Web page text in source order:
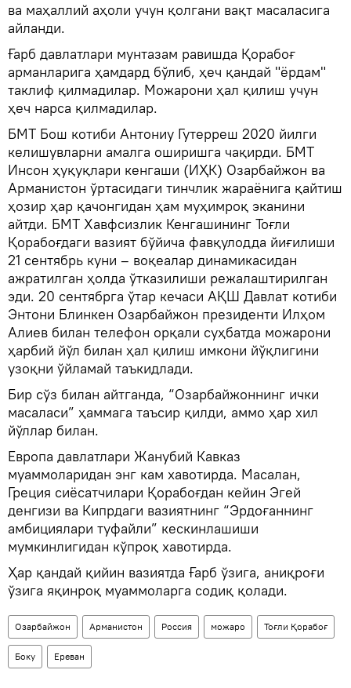
ва маҳаллий аҳоли учун қолгани вақт масаласига
айланди.
Ғарб давлатлари мунтазам равишда Қорабоғ
арманларига ҳамдард бўлиб, ҳеч қандай "ёрдам"
таклиф қилмадилар. Можарони ҳал қилиш учун
ҳеч нарса қилмадилар.
БМТ Бош котиби Антониу Гутерреш 2020 йилги
келишувларни амалга оширишга чақирди. БМТ
Инсон ҳуқуқлари кенгаши (ИҲК) Озарбайжон ва
Арманистон ўртасидаги тинчлик жараёнига қайтиш
ҳозир ҳар қачонгидан ҳам муҳимроқ эканини
айтди. БМТ Хавфсизлик Кенгашининг Тоғли
Қорабоғдаги вазият бўйича фавқулодда йиғилиши
21 сентябрь куни – воқеалар динамикасидан
ажратилган ҳолда ўтказилиши режалаштирилган
эди. 20 сентябрга ўтар кечаси АҚШ Давлат котиби
Энтони Блинкен Озарбайжон президенти Илҳом
Алиев билан телефон орқали суҳбатда можарони
ҳарбий йўл билан ҳал қилиш имкони йўқлигини
узоқни ўйламай таъкидлади.
Бир сўз билан айтганда, “Озарбайжоннинг ички
масаласи” ҳаммага таъсир қилди, аммо ҳар хил
йўллар билан.
Европа давлатлари Жанубий Кавказ
муаммоларидан энг кам хавотирда. Масалан,
Греция сиёсатчилари Қорабоғдан кейин Эгей
денгизи ва Кипрдаги вазиятнинг “Эрдоғаннинг
амбициялари туфайли” кескинлашиши
мумкинлигидан кўпроқ хавотирда.
Ҳар қандай қийин вазиятда Ғарб ўзига, аниқроғи
ўзига яқинроқ муаммоларга содиқ қолади.
Озарбайжон Арманистон Россия можаро Тоғли Қорабоғ
Боку Ереван